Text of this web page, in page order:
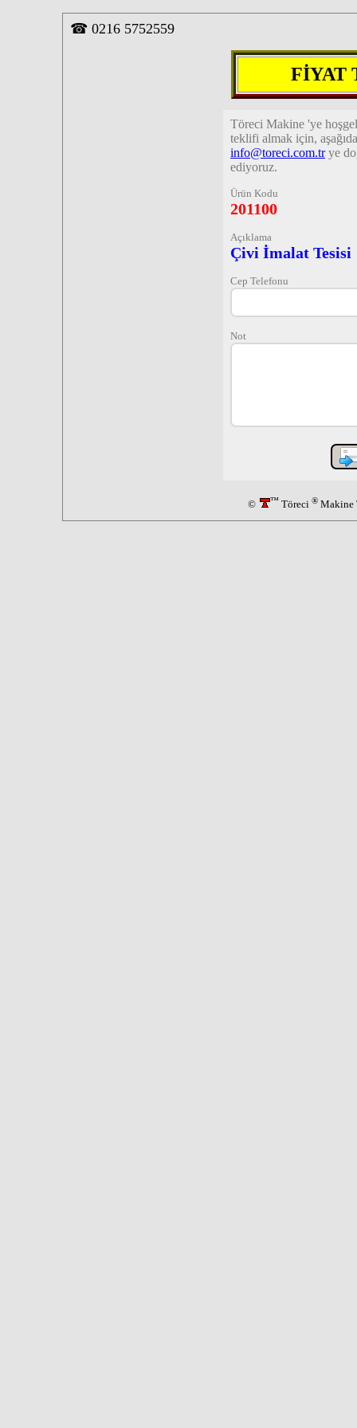
☎ 0216 5752559
FİYAT
Töreci Makine 'ye
teklifi almak için,
info@toreci.com.trye
ediyoruz.
Ürün Kodu
201100
Açıklama
Çivi İmalat Tesisi
Cep Telefonu
Not
© ™Töreci ®Makine